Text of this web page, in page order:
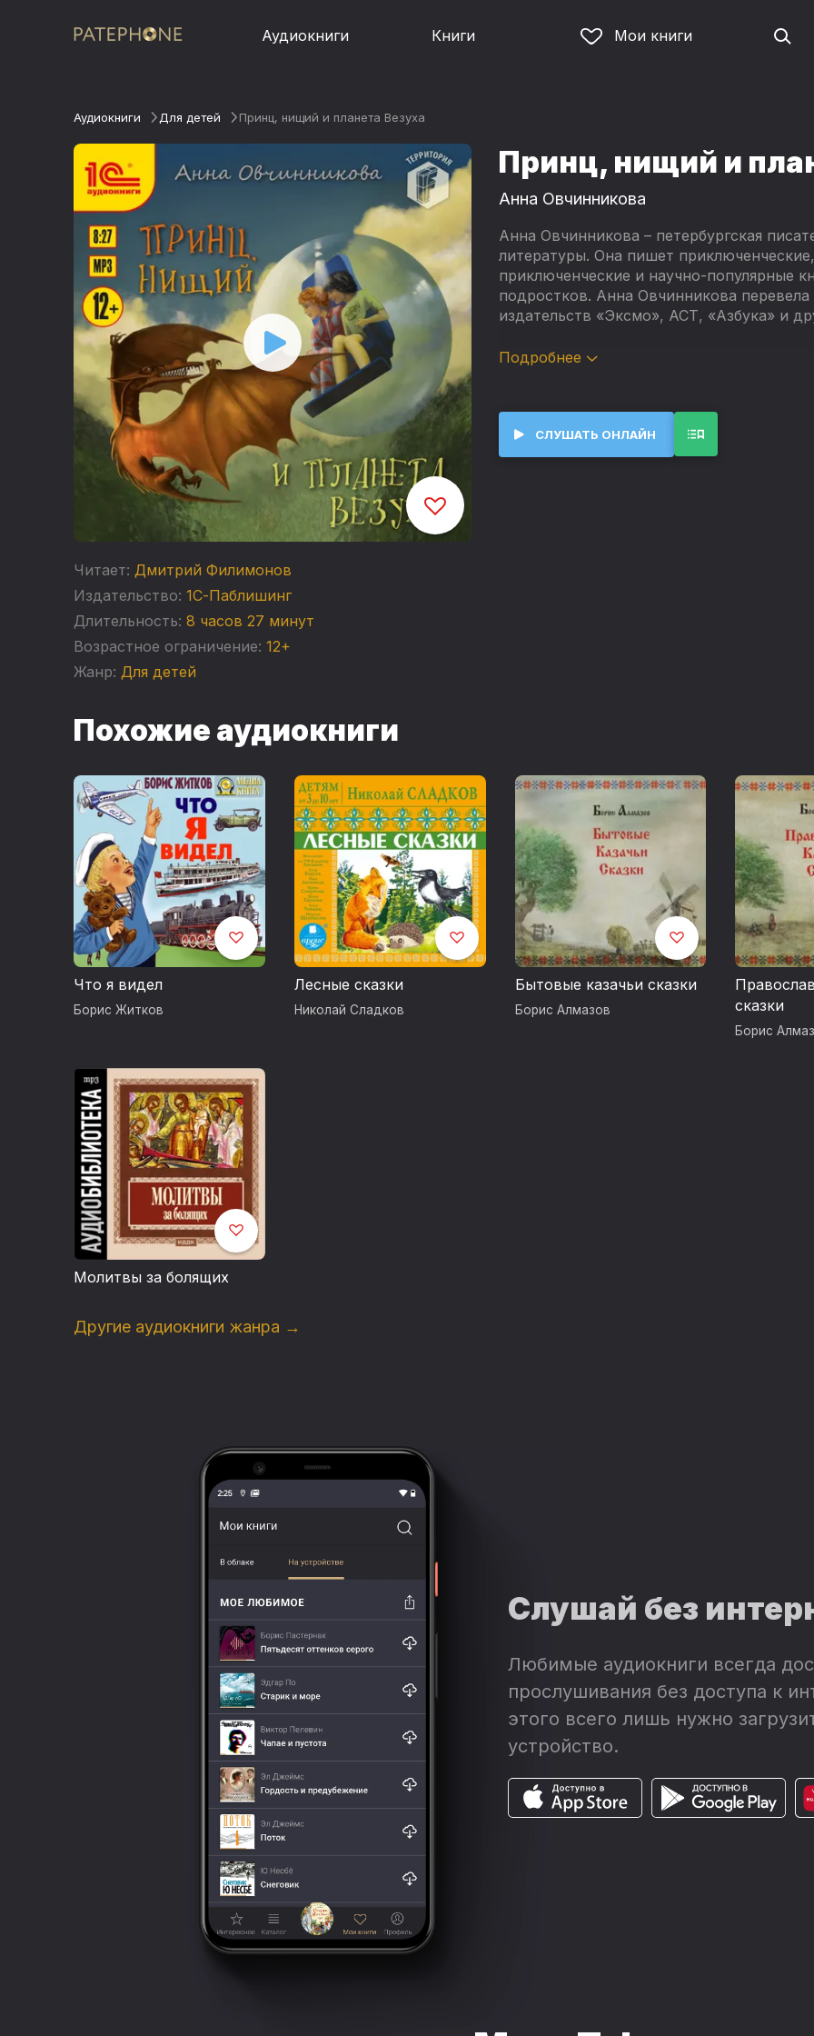
Аудиокниги Книги Мои книги
Аудиокниги Для детей Принц, нищий и планета Везуха
Читает: Дмитрий Филимонов
Издательство: 1С-Паблишинг
Длительность: 8 часов 27 минут
Возрастное ограничение: 12+
Жанр: Для детей
Принц, нищий и
Анна Овчинникова
Анна Овчинникова – петербургская
литературы. Она пишет
приключенческие и научно-популярные
подростков. Анна Овчинникова
издательств «Эксмо», АСТ, «Азбука» и
Этот роман был написан для участия в
Отец Роберта по прозвищу
опасностей, вы узнаете из аудиокниги.
«Территория F» – серия аудиокниг,
детской и подростковой фантастике.
одноимённого литературного конкурса,
Паблишинг» совместно с порталом
Исполняет актёр Дмитрий Филимонов
Подробнее
СЛУШАТЬ ОНЛАЙН
Похожие аудиокниги
Что я видел
Борис Житков
Лесные сказки
Николай Сладков
Бытовые казачьи сказки
Борис Алмазов
сказки
Борис
Молитвы за болящих
Другие аудиокниги жанра →
Слушай без
Любимые аудиокниги всегда
прослушивания без доступа к
этого всего лишь нужно
устройство.